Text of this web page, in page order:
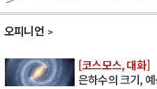
오피니언
[코스모스, 대화]
은하수의 크기,